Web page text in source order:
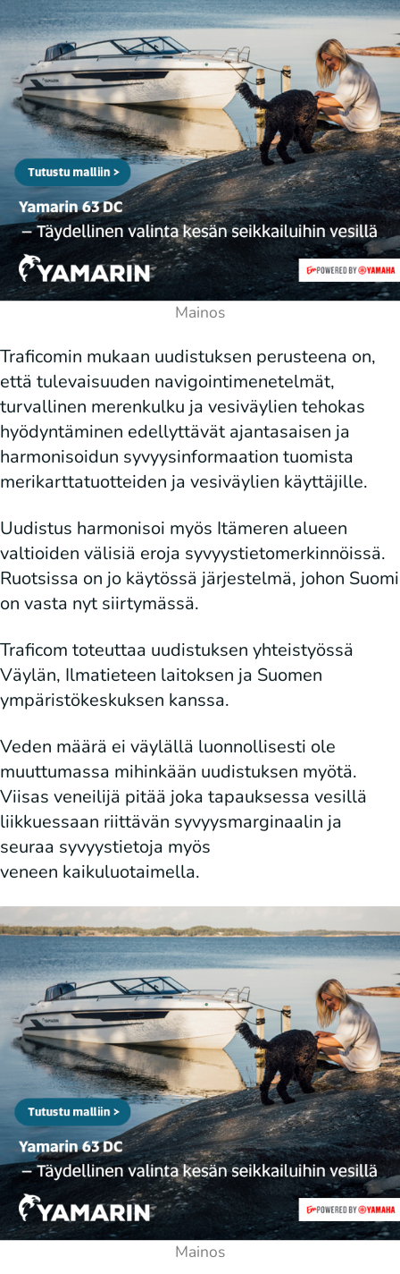
Traficomin mukaan uudistuksen perusteena on,
että tulevaisuuden navigointimenetelmät,
turvallinen merenkulku ja vesiväylien tehokas
hyödyntäminen edellyttävät ajantasaisen ja
harmonisoidun syvyysinformaation tuomista
merikarttatuotteiden ja vesiväylien käyttäjille.
Uudistus harmonisoi myös Itämeren alueen
valtioiden välisiä eroja syvyystietomerkinnöissä.
Ruotsissa on jo käytössä järjestelmä, johon Suomi
on vasta nyt siirtymässä.
Traficom toteuttaa uudistuksen yhteistyössä
Väylän, Ilmatieteen laitoksen ja Suomen
ympäristökeskuksen kanssa.
Veden määrä ei väylällä luonnollisesti ole
muuttumassa mihinkään uudistuksen myötä.
Viisas veneilijä pitää joka tapauksessa vesillä
liikkuessaan riittävän syvyysmarginaalin ja
seuraa syvyystietoja myös
veneen kaikuluotaimella.